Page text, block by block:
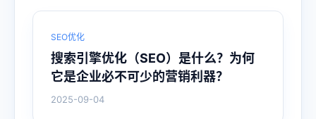
SEO优化
搜索引擎优化（SEO）是什么？为何
它是企业必不可少的营销利器？
2025-09-04